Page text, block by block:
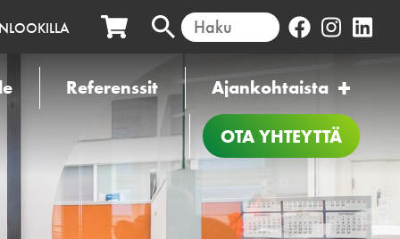
Referenssit Ajankohtaista
OTA YHTEYTTÄ